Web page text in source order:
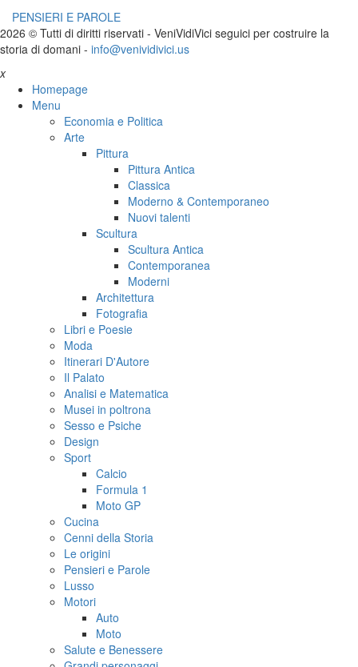
PENSIERI E PAROLE
2026 © Tutti di diritti riservati - VeniVidiVici seguici per costruire la
storia di domani - info@venividivici.us
x
Homepage
Menu
Economia e Politica
Arte
Pittura
Pittura Antica
Classica
Moderno & Contemporaneo
Nuovi talenti
Scultura
Scultura Antica
Contemporanea
Moderni
Architettura
Fotografia
Libri e Poesie
Moda
Itinerari D'Autore
Il Palato
Analisi e Matematica
Musei in poltrona
Sesso e Psiche
Design
Sport
Calcio
Formula 1
Moto GP
Cucina
Cenni della Storia
Le origini
Pensieri e Parole
Lusso
Motori
Auto
Moto
Salute e Benessere